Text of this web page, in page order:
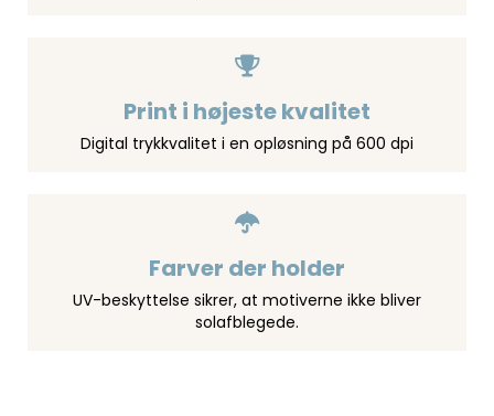
Print i højeste kvalitet
Digital trykkvalitet i en opløsning på 600 dpi
Farver der holder
UV-beskyttelse sikrer, at motiverne ikke bliver
solafblegede.